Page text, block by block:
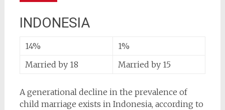
INDONESIA
14%
1%
Married by 18
Married by 15
A generational decline in the prevalence of
child marriage exists in Indonesia, according to